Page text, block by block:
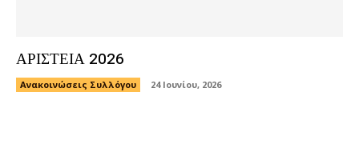
ΑΡΙΣΤΕΙΑ 2026
Ανακοινώσεις Συλλόγου 24 Ιουνίου, 2026